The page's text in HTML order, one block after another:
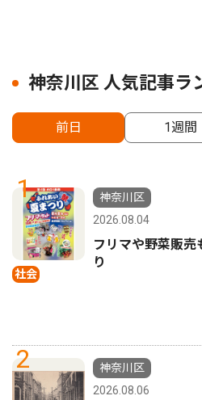
神奈川区 人気記事ラ
前日 1週間
1
社会
神奈川区
2026.08.04
フリマや野菜販
り
2
神奈川区
2026.08.06